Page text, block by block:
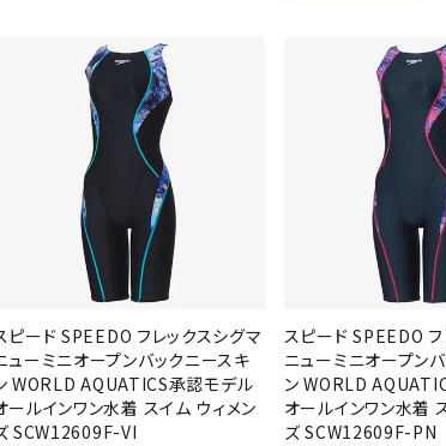
トレーニング用品
トレーニング用品
健康グッズ
アウ
メンズアウ
ウィメン
キッズ・
アウトドア
トレッキン
帽子
ソックス
バッグ
その他ア
キャンプ用品
SPAZIO SSK
Surf
ピード SPEEDO フレックスシグマ
ューミニオープンバックニースキ
WORLD AQUATICS承認モデル
ールインワン水着 スイム ウィメン
SCW12609F-VI
スピード SPEEDO フ
ニューミニオープン
ン WORLD
オールインワン水着
ズ SCW12609F-PN